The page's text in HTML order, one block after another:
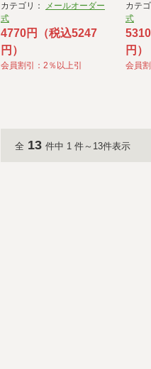
カテゴリ：
メールオーダー
式
4770円（税込5247
円）
会員割引：2％以上引
カテ
式
円）
会員
全 13 件中 1 件～13件表示